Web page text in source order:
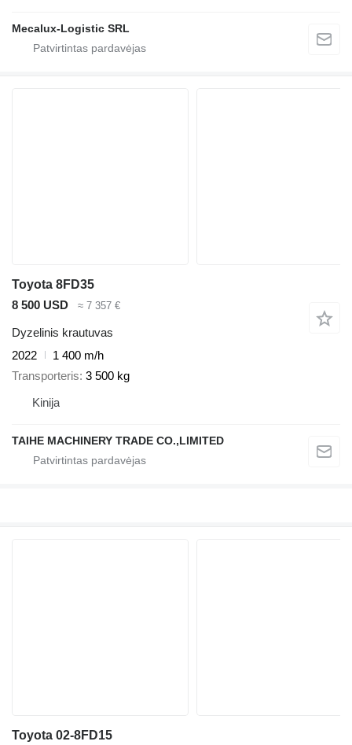
Mecalux-Logistic SRL
Toyota 8FD35
8 500 USD
≈ 7 357 €
Dyzelinis krautuvas
2022
1 400 m/h
Transporteris 3 500 kg
Kinija
TAIHE MACHINERY TRADE CO.,LIMITED
Toyota 02-8FD15